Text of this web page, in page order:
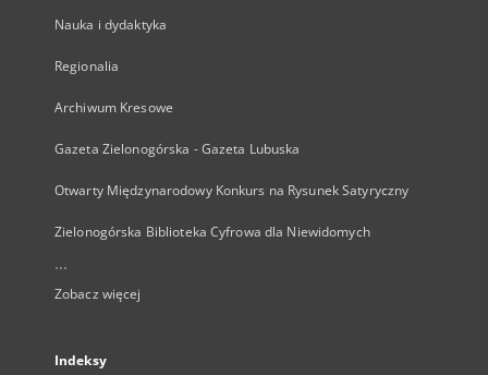
Nauka i dydaktyka
Regionalia
Archiwum Kresowe
Gazeta Zielonogórska - Gazeta Lubuska
Otwarty Międzynarodowy Konkurs na Rysunek Satyryczny
Zielonogórska Biblioteka Cyfrowa dla Niewidomych
...
Zobacz więcej
Indeksy